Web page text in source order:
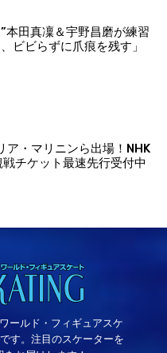
本田真凜＆宇野昌磨が練習
ビビらずに爪痕を残す」
ア・マリニンら出場！NHK
チケット最速先行受付中
ールド・フィギュアスケ
す。注目のスケーターを